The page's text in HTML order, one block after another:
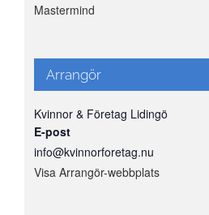
Mastermind
Arrangör
Kvinnor & Företag Lidingö
E-post
info@kvinnorforetag.nu
Visa Arrangör-webbplats